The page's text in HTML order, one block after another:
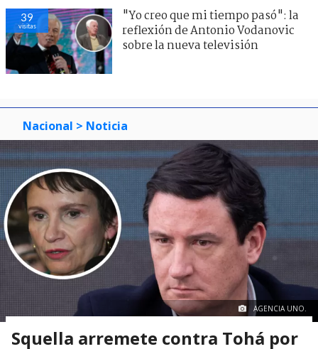
39
visitas
"Yo creo que mi tiempo pasó": la
reflexión de Antonio Vodanovic
sobre la nueva televisión
Nacional > Noticia
AGENCIA UNO.
Squella arremete contra Tohá por